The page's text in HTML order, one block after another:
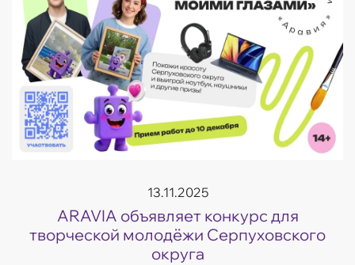
13.11.2025
ARAVIA объявляет конкурс для
творческой молодёжи Серпуховского
округа